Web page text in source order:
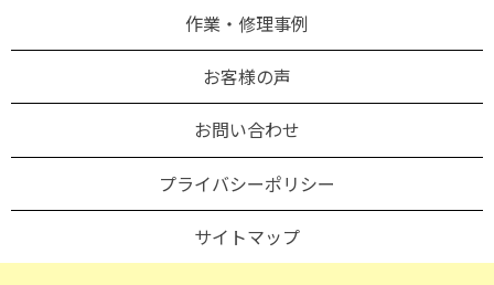
作業・修理事例
お客様の声
お問い合わせ
プライバシーポリシー
サイトマップ